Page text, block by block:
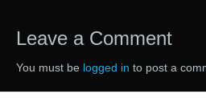
Leave a Comment
You must be logged in to post a